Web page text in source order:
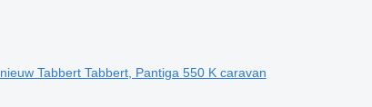
nieuw Tabbert Tabbert, Pantiga 550 K caravan